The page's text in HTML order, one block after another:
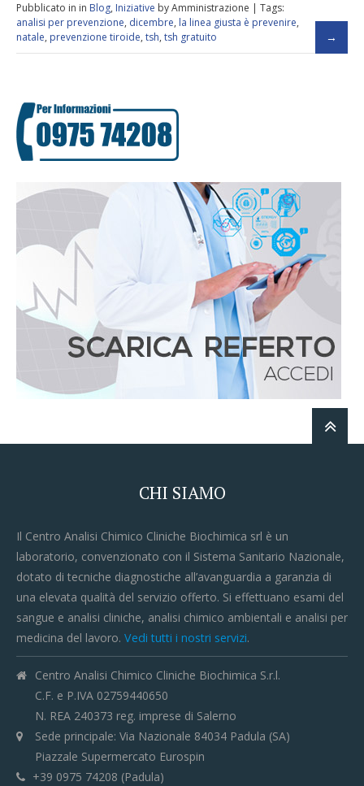
Pubblicato in in Blog, Iniziative by Amministrazione | Tags:
analisi per prevenzione, dicembre, la linea giusta è prevenire,
natale, prevenzione tiroide, tsh, tsh gratuito
CHI SIAMO
Il Centro Analisi Chimico Cliniche Biochimica srl è un
laboratorio, convenzionato con il Sistema Sanitario Nazionale,
dotato di tecniche diagnostiche all’avanguardia a garanzia di
una elevata qualità del servizio offerto. Si effettuano esami del
sangue e analisi cliniche, analisi chimico ambientali e analisi per
medicina del lavoro. Vedi tutti i nostri servizi.
Centro Analisi Chimico Cliniche Biochimica S.r.l.
C.F. e P.IVA 02759440650
N. REA 240373 reg. imprese di Salerno
Sede principale: Via Nazionale 84034 Padula (SA)
Piazzale Supermercato Eurospin
+39 0975 74208 (Padula)